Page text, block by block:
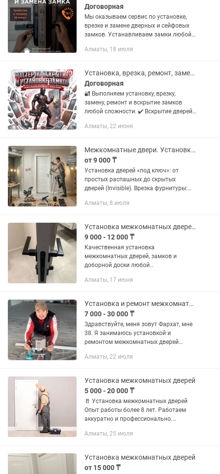
Договорная
Мы оказываем сервис по установке,
врезке и замене дверных и сейфовых
замков. Устанавливаем замки любой
замки, smart зaмки). - цилиндрические -
Алматы, 18 июля
Установка, врезка, ремонт, замена и вскрытие замков любой сложности
Договорная
🔐 Выполняем установку, врезку,
замену, ремонт и вскрытие замков
любой сложности. ✔️ Вскрытие дверей
личинок (сердцевин) ✔️ Врезка новых
Алматы, 22 июня
Межкомнатные двери. Установка и ремонт
от 9 000 ₸
Установка дверей «под ключ»: от
простых распашных до скрытых
дверей (Invisible). Врезка фурнитуры:
скрытых петель и ручек. Сборка и
Алматы, 8 июля
Установка межкомнатных дверей в Алматы.
9 000 - 12 000 ₸
Качественная установка
межкомнатных дверей, замков и
доборной доски любой
Стаж-более 5 лет. Установка
двери купе, петля...
Алматы, 17 июня
Установка и ремонт межкомнатных дверей
7 000 - 30 000 ₸
Здравствуйте, меня зовут Фархат, мне
38. Я занимаюсь установкой и
ремонтом межкомнатных дверей
качественно. - Демонтаж дверей и арок
Алматы, 22 июля
Установка межкомнатных дверей
5 000 - 20 000 ₸
🚪 Установка межкомнатных дверей
Опыт работы более 8 лет. Работаем
аккуратно и профессионально.
инструменты для качественной
торцовка...
Алматы, 25 июля
Установка межкомнатных дверей
от 15 000 ₸